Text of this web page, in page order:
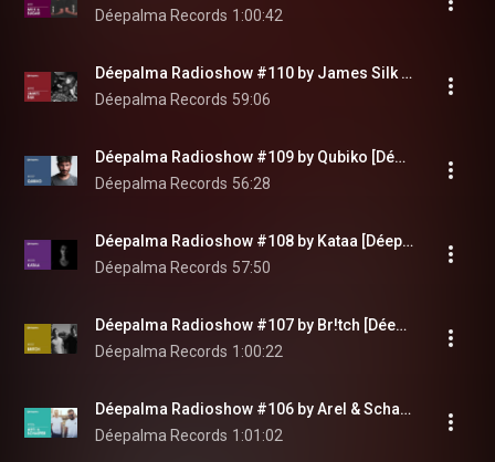
Déepalma Records 1:00:42
Déepalma Radioshow #110 by James Silk [Déepalma Soul]
Déepalma Records 59:06
Déepalma Radioshow #109 by Qubiko [Déepalma Records]
Déepalma Records 56:28
Déepalma Radioshow #108 by Kataa [Déepalma Records]
Déepalma Records 57:50
Déepalma Radioshow #107 by Br!tch [Déepalma Records]
Déepalma Records 1:00:22
Déepalma Radioshow #106 by Arel & Schaefer [Déepalma Records]
Déepalma Records 1:01:02